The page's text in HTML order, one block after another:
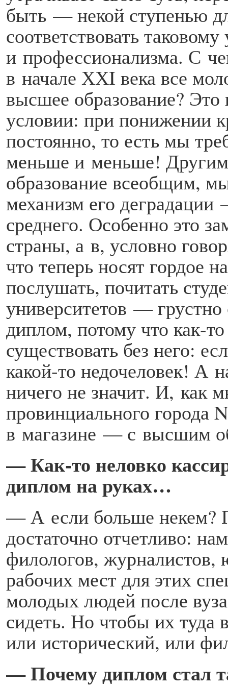
быть — некой ступенью
соответствовать
и профессионализма. С
в начале ХХI века все
высшее образование?
условии: при понижении
постоянно, то есть мы
меньше и меньше!
образование всеобщим,
механизм его
среднего. Особенно это
страны, а в, условно
что теперь носят гордое
послушать, почитать
университетов —
диплом, потому что как-
существовать без него:
какой-то недочеловек! А
ничего не значит. И, как
провинциального города
в магазине — с высшим
— Как-то неловко
диплом на руках…
— А если больше некем?
достаточно отчетливо:
филологов, журналистов,
рабочих мест для этих
молодых людей после
сидеть. Но чтобы их туда
или исторический, или
— Почему диплом стал